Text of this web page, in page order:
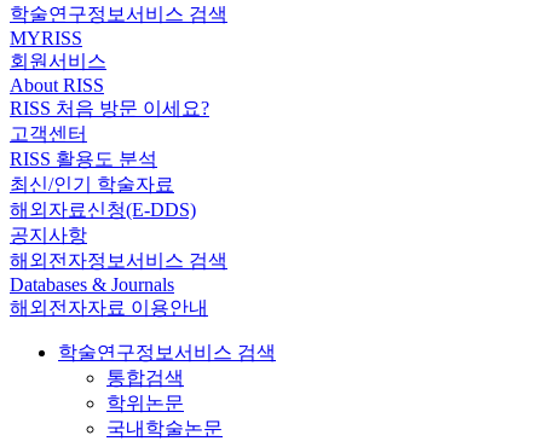
학술연구정보서비스 검색
MYRISS
회원서비스
About RISS
RISS 처음 방문 이세요?
고객센터
RISS 활용도 분석
최신/인기 학술자료
해외자료신청(E-DDS)
공지사항
해외전자정보서비스 검색
Databases & Journals
해외전자자료 이용안내
학술연구정보서비스 검색
통합검색
학위논문
국내학술논문